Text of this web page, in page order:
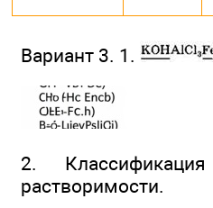
Вариант 3. 1.
2.
растворимости.